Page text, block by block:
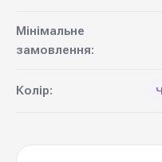
Мінімальне
замовлення:
Колір: